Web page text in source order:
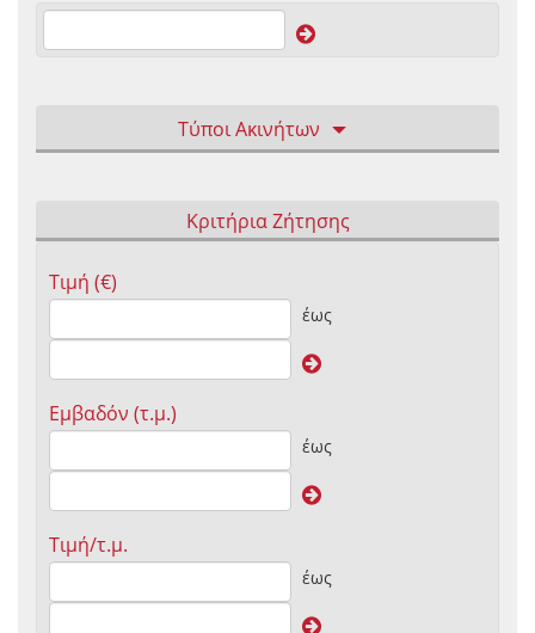
Τύποι Ακινήτων
Κριτήρια Ζήτησης
Τιμή (€)
έως
Εμβαδόν (τ.μ.)
έως
Τιμή/τ.μ.
έως